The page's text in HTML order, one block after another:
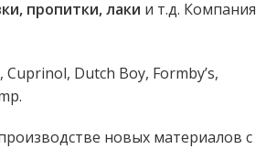
пропитки, лаки и т.д. Компания
Dutch Boy, Formby’s,
новых материалов с